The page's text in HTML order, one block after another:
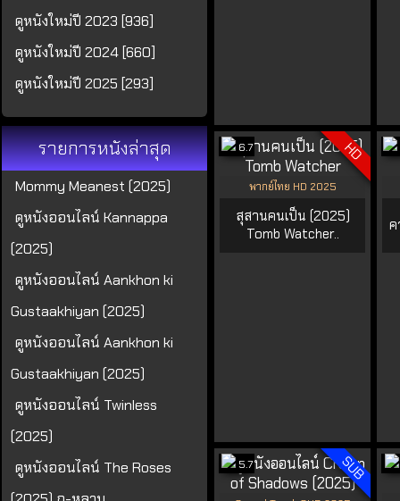
ดูหนังใหม่ปี 2023 [936]
ดูหนังใหม่ปี 2024 [660]
ดูหนังใหม่ปี 2025 [293]
รายการหนังล่าสุด
Mommy Meanest (2025)
ดูหนังออนไลน์ Kannappa
(2025)
ดูหนังออนไลน์ Aankhon ki
Gustaakhiyan (2025)
ดูหนังออนไลน์ Aankhon ki
Gustaakhiyan (2025)
ดูหนังออนไลน์ Twinless
(2025)
ดูหนังออนไลน์ The Roses
HD
6.7
พากย์ไทย HD 2025
สุสานคนเป็น (2025)
Tomb Watcher..
ค
SUB
5.7